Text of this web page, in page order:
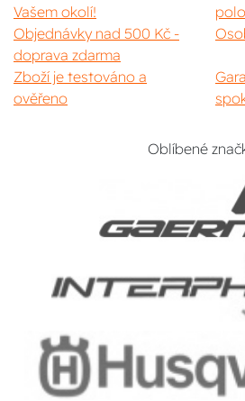
Vašem okolí!
Objednávky nad 500 Kč -
doprava zdarma
Zboží je testováno a
ověřeno
Oblíbené